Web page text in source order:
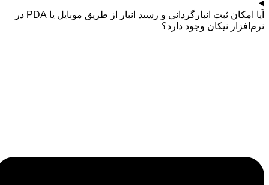
آیا امکان ثبت انبارگردانی و رسید انبار از طریق موبایل یا PDA در
نرم‌افزار نیکان وجود دارد؟